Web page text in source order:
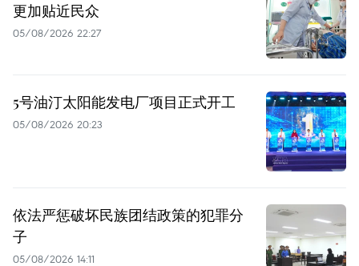
更加贴近民众
05/08/2026 22:27
5号油汀太阳能发电厂项目正式开工
05/08/2026 20:23
依法严惩破坏民族团结政策的犯罪分
子
05/08/2026 14:11